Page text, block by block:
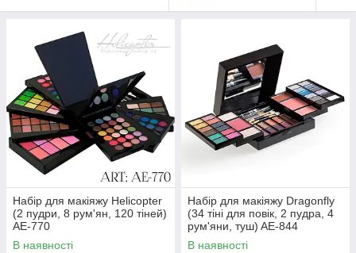
Набір для макіяжу Helicopter
(2 пудри, 8 рум'ян, 120 тіней)
AE-770
В наявності
Набір для макіяжу Dragonfly
(34 тіні для повік, 2 пудра, 4
рум'яни, туш) AE-844
В наявності